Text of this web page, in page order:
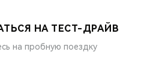
НА ТЕСТ-ДРАЙВ
на пробную поездку